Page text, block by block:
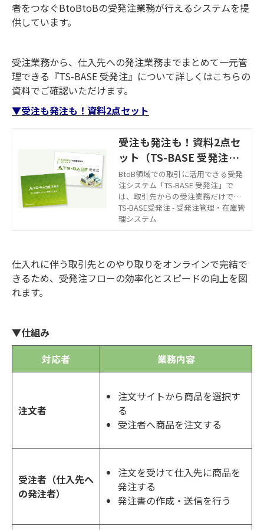
では、受発注システムにおけるカス
タマイズの重要性や、“TS-BASE 受発
者をつなぐBtoBtoBの受発注業務が行えるシステムを提
供しています。
受注業務から、仕入先への発注業務までまとめて一元管
理できる『TS-BASE 受発注』について詳しくはこちらの
資料でご確認いただけます。
▼受注も発注も！資料2点セット
受注も発注も！資料2点セ
ット（TS-BASE 受発注の
ご紹介＆仕入先機能のご紹
介）
BtoB領域での取引に活用できる受発
注システム「TS-BASE 受発注」で
は、取引先からの受注業務だけでな
く「仕入先への発注業務」もできる
機能が備わっています。「TS-BASE
TS-BASE受発注 - 受発注管理・在庫管
理システム
仕入れに伴う取引先とのやり取りをオンラインで完結で
きるため、受発注フローの効率化とスピードの向上を図
れます。
▼仕組み
対応者
業務内容
注文者
注文サイトから商品を選択す
る
受注者へ商品を注文する
受注者（仕入先へ
の発注者）
注文を受けて仕入先に商品を
発注する
発注書の作成・送信を行う